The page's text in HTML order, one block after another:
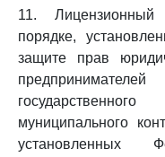
11. Лицензионный
порядке,
защите прав
муниципального
установленных